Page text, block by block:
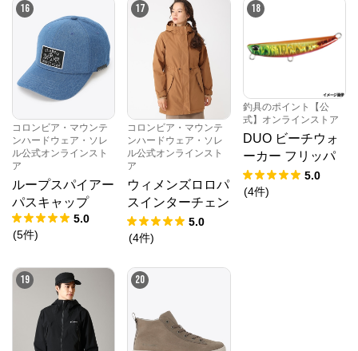
16
コロンビア・マウンテ
ンハードウェア・ソレ
ル公式オンラインスト
ア
ループスパイアー
パスキャップ
5.0
(5件)
17
コロンビア・マウンテ
ンハードウェア・ソレ
ル公式オンラインスト
ア
ウィメンズロロパ
スインターチェン
ジジャケット
5.0
(4件)
18
釣具のポイント【公
式】オンラインストア
DUO ビーチウォ
ーカー フリッパ
ー 32 UVエメラル
ドRT【ゆうパケ
5.0
(4件)
19 20